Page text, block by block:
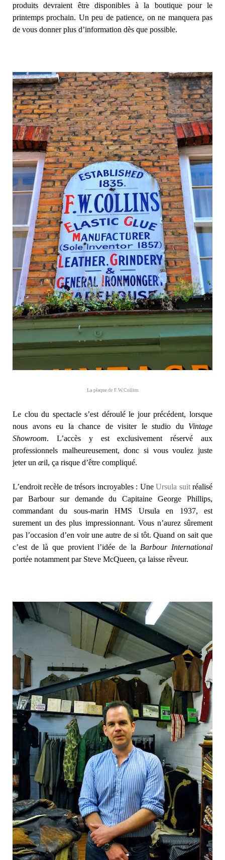
produits devraient être disponibles à la boutique pour le
printemps prochain. Un peu de patience, on ne manquera pas
de vous donner plus d’information dès que possible.
La plaque de F.W.Collins
Le clou du spectacle s’est déroulé le jour précédent, lorsque
nous avons eu la chance de visiter le studio du Vintage
Showroom. L’accès y est exclusivement réservé aux
professionnels malheureusement, donc si vous voulez juste
jeter un œil, ça risque d’être compliqué.
L’endroit recèle de trésors incroyables : UneUrsula suitréalisé
par Barbour sur demande du Capitaine George Phillips,
commandant du sous-marin HMS Ursula en 1937, est
surement un des plus impressionnant. Vous n’aurez sûrement
pas l’occasion d’en voir une autre de si tôt. Quand on sait que
c’est de là que provient l’idée de la Barbour International
portée notamment par Steve McQueen, ça laisse rêveur.